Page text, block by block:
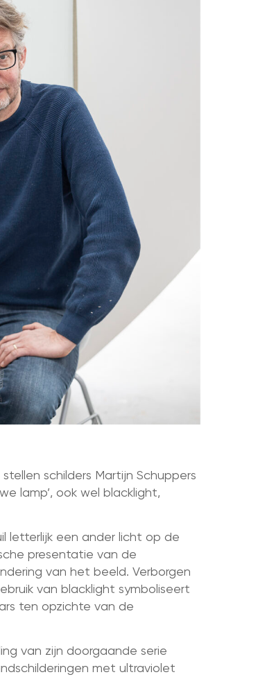
stellen schilders Martijn Schuppers
lamp’, ook wel blacklight,
letterlijk een ander licht op de
presentatie van de
van het beeld. Verborgen
van blacklight symboliseert
ten opzichte van de
van zijn doorgaande serie
met ultraviolet